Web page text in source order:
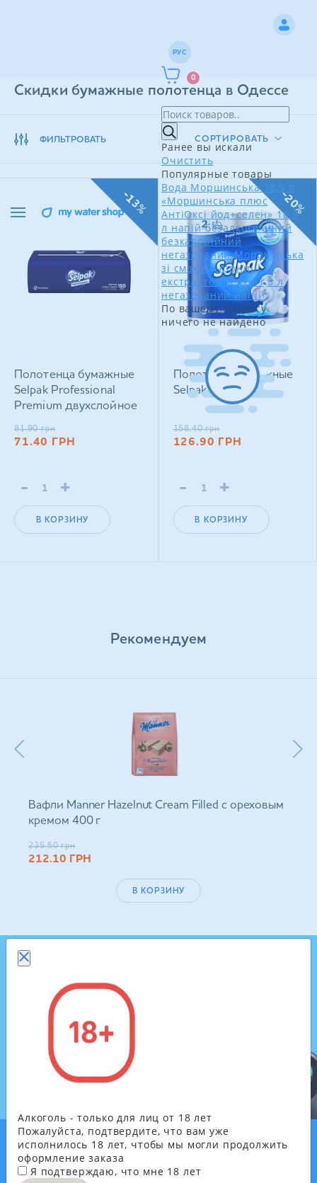
РУС
0
Ранее вы искали
Очистить
Популярные товары
Вода Моршинська 18,9 л
«Моршинська плюс
АнтіОксі йод+селен» 18,9
л напій безалкогольний
безкалорійний
негазований Моршинська
зі смаком чорниці та
екстрактом м'яти 1,5 л
негазований напій
По вашему запросу
ничего не найдено
Скидки бумажные полотенца в Одессе
ФИЛЬТРОВАТЬ СОРТИРОВАТЬ
Полотенца бумажные
Selpak Professional
Premium двухслойное
81.90 грн
71.40 ГРН
- +
В КОРЗИНУ
-13%
Полотенца бумажные
Selpak 2 рулона
158.40 грн
126.90 ГРН
- +
В КОРЗИНУ
-20%
Рекомендуем
Вафли Manner Hazelnut Cream Filled с ореховым
кремом 400 г
235.50 грн
212.10 ГРН
В КОРЗИНУ
ЧАЙ, КОФЕ, МОЛОЧНЫЕ
ПРОДУКТЫ
СМОТРЕТЬ
ОДНОРАЗОВАЯ
Алкоголь - только для лиц от 18 лет
Пожалуйста, подтвердите, что вам уже
исполнилось 18 лет, чтобы мы могли продолжить
оформление заказа
Я подтверждаю, что мне 18 лет